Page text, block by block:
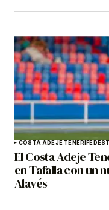
COSTA ADEJE TENERIFE
El Costa Adeje
en Tafalla con un
Alavés